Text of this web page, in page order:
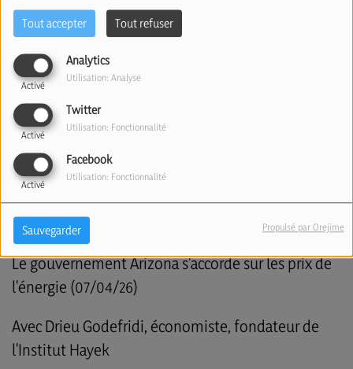
Tout accepter Tout refuser
Analytics
Activé
Utilisation: Analyse
Twitter
Activé
Utilisation: Fonctionnalité
Facebook
Activé
Utilisation: Fonctionnalité
Sauvegarder Propulsé par Orejime
Le gouvernement Arizona s'accorde sur les prix de
l'énergie (07/04/26)
Avec Drieu Godefridi, économiste, fondateur de
l'Institut Hayek